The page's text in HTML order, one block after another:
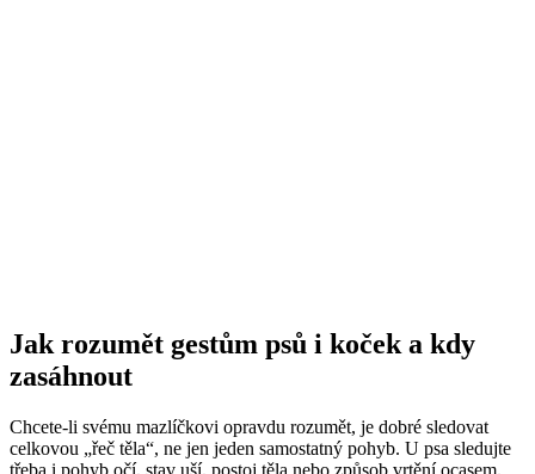
Jak rozumět gestům psů i koček a kdy
zasáhnout
Chcete-li svému mazlíčkovi opravdu rozumět, je dobré sledovat
celkovou „řeč těla“, ne jen jeden samostatný pohyb. U psa sledujte